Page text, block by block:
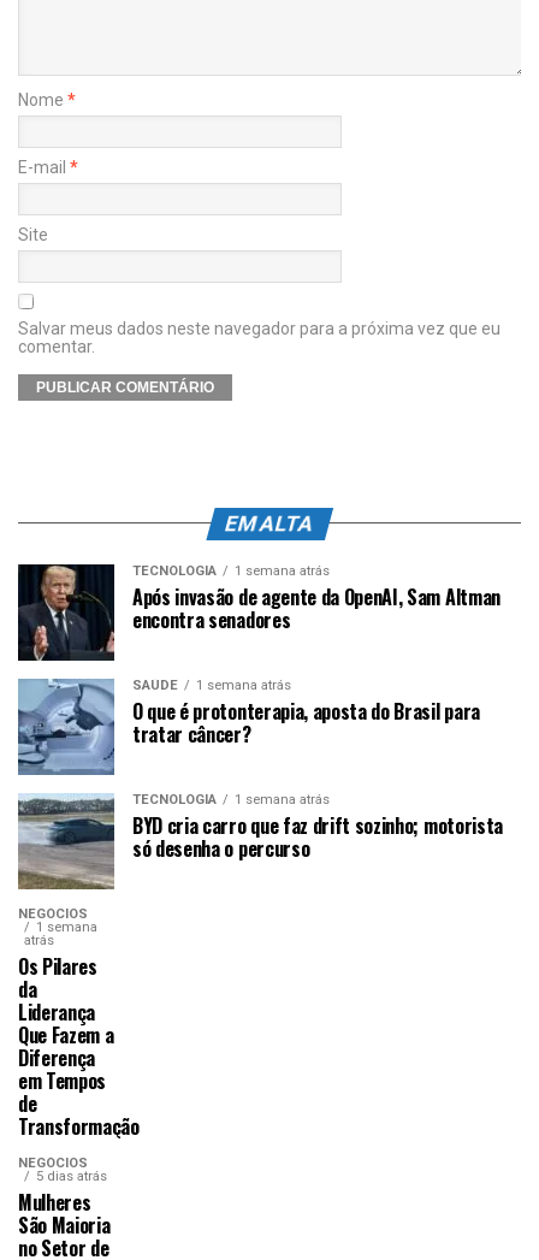
Nome *
E-mail *
Site
Salvar meus dados neste navegador para a próxima vez que eu
comentar.
EM ALTA
TECNOLOGIA 1 semana atrás
Após invasão de agente da OpenAI, Sam Altman
encontra senadores
SAÚDE 1 semana atrás
O que é protonterapia, aposta do Brasil para
tratar câncer?
TECNOLOGIA 1 semana atrás
BYD cria carro que faz drift sozinho; motorista
só desenha o percurso
NEGÓCIOS
1 semana
atrás
Os Pilares
da
Liderança
Que Fazem a
Diferença
em Tempos
de
Transformação
NEGÓCIOS
5 dias atrás
Mulheres
São Maioria
no Setor de